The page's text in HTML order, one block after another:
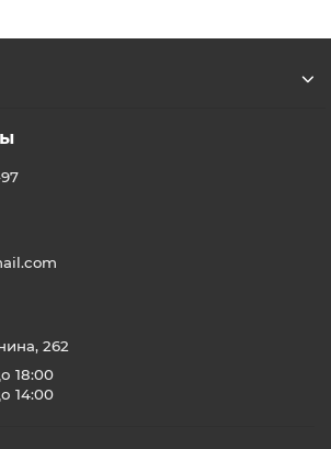
262
18:00
14:00